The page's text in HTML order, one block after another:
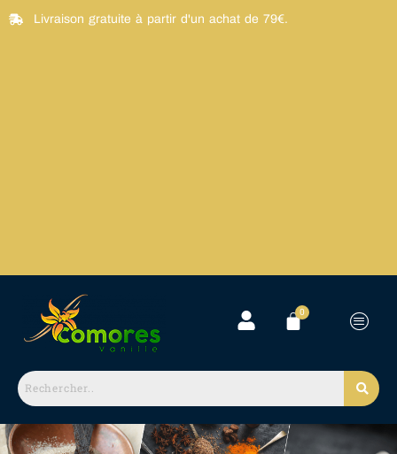
Aller
Livraison gratuite à partir d'un achat de 79€.